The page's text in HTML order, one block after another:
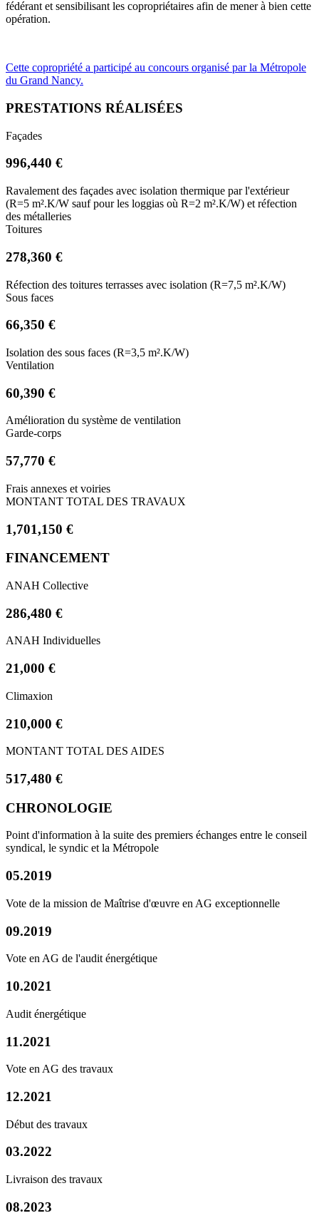
fédérant et sensibilisant les copropriétaires afin de mener à bien cette
opération.
Cette copropriété a participé au concours organisé par la Métropole
du Grand Nancy.
PRESTATIONS RÉALISÉES
Façades
996,440 €
Ravalement des façades avec isolation thermique par l'extérieur
(R=5 m².K/W sauf pour les loggias où R=2 m².K/W) et réfection
des métalleries
Toitures
278,360 €
Réfection des toitures terrasses avec isolation (R=7,5 m².K/W)
Sous faces
66,350 €
Isolation des sous faces (R=3,5 m².K/W)
Ventilation
60,390 €
Amélioration du système de ventilation
Garde-corps
57,770 €
Frais annexes et voiries
MONTANT TOTAL DES TRAVAUX
1,701,150 €
FINANCEMENT
ANAH Collective
286,480 €
ANAH Individuelles
21,000 €
Climaxion
210,000 €
MONTANT TOTAL DES AIDES
517,480 €
CHRONOLOGIE
Point d'information à la suite des premiers échanges entre le conseil
syndical, le syndic et la Métropole
05.2019
Vote de la mission de Maîtrise d'œuvre en AG exceptionnelle
09.2019
Vote en AG de l'audit énergétique
10.2021
Audit énergétique
11.2021
Vote en AG des travaux
12.2021
Début des travaux
03.2022
Livraison des travaux
08.2023